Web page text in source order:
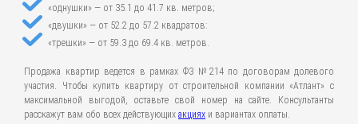
«однушки» — от 35.1 до 41.7 кв. метров;
«двушки» — от 52.2 до 57.2 квадратов:
«трешки» — от 59.3 до 69.4 кв. метров.
Продажа квартир ведется в рамках ФЗ №214 по договорам долевого
участия. Чтобы купить квартиру от строительной компании «Атлант» с
максимальной выгодой, оставьте свой номер на сайте. Консультанты
расскажут вам обо всех действующих акциях и вариантах оплаты.